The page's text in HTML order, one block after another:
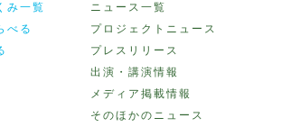
み一覧
べる
ニュース一覧
プロジェクトニュース
プレスリリース
出演・講演情報
メディア掲載情報
そのほかのニュース